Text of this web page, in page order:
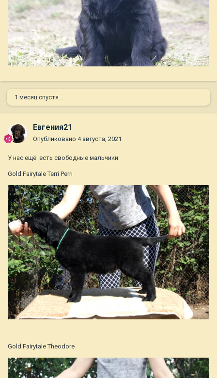
1 месяц спустя...
Евгения21
Опубликовано 4 августа, 2021
У нас ещё есть свободные мальчики
Gold Fairytale Terri Perri
Gold Fairytale Thеodore